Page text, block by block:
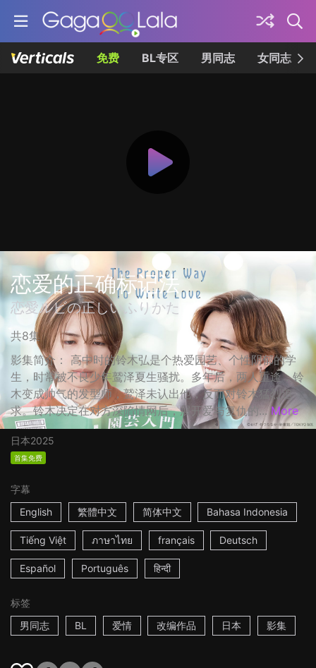
免费 BL专区 男同志 女同志
恋爱的正确标记法
恋愛ルビの正しいふりかた
共8集
影集简介： 高中时的铃木弘是个热爱园艺、个性阴郁的学
生，时常被不良少年鹫泽夏生骚扰。多年后，两人重逢，铃
木变成帅气的发型师，鹫泽未认出他，反而对铃木猛烈追
求。铃木决定在对方深陷情网后，展开爱与复仇的... More
日本2025
首集免费
字幕
English
繁體中文 简体中文 Bahasa Indonesia
Tiếng Việt ภาษาไทย français Deutsch
Español Português हिन्दी
标签
男同志
BL 爱情 改编作品 日本 影集